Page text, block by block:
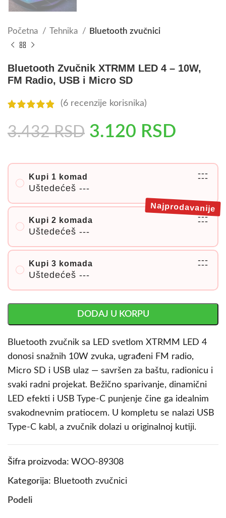
Početna Tehnika Bluetooth zvučnici
Bluetooth Zvučnik XTRMM LED 4 – 10W,
FM Radio, USB i Micro SD
(6 recenzije korisnika)
3.432RSD 3.120 RSD
Kupi 1 komad
Uštedećeš ---
---
---
Kupi 2 komada
Uštedećeš ---
---
---
Najprodavanije
Kupi 3 komada
Uštedećeš ---
---
---
DODAJ U KORPU
Bluetooth zvučnik sa LED svetlom XTRMM LED 4
donosi snažnih 10W zvuka, ugrađeni FM radio,
Micro SD i USB ulaz — savršen za baštu, radionicu i
svaki radni projekat. Bežično sparivanje, dinamični
LED efekti i USB Type-C punjenje čine ga idealnim
svakodnevnim pratiocem. U kompletu se nalazi USB
Type-C kabl, a zvučnik dolazi u originalnoj kutiji.
Šifra proizvoda: WOO-89308
Kategorija: Bluetooth zvučnici
Podeli